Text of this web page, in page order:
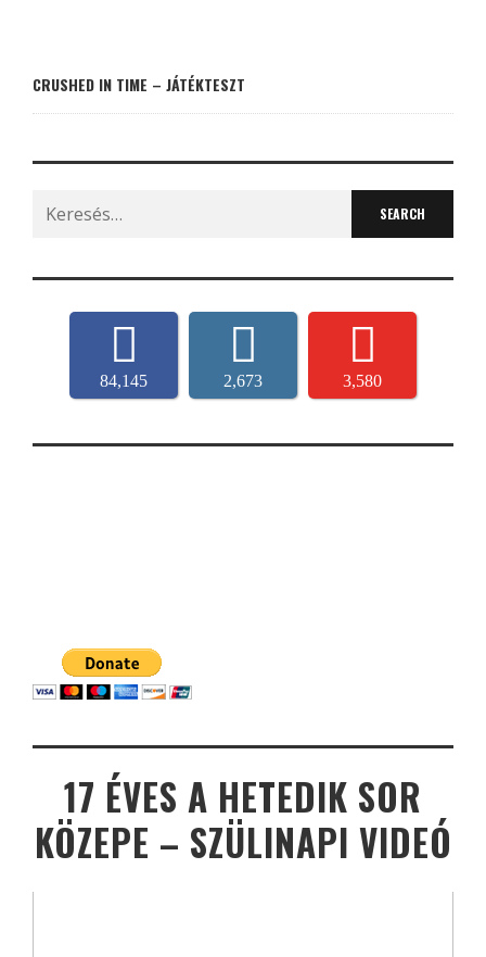
CRUSHED IN TIME – JÁTÉKTESZT
Search
for:
84,145 2,673 3,580
17 ÉVES A HETEDIK SOR
KÖZEPE – SZÜLINAPI VIDEÓ